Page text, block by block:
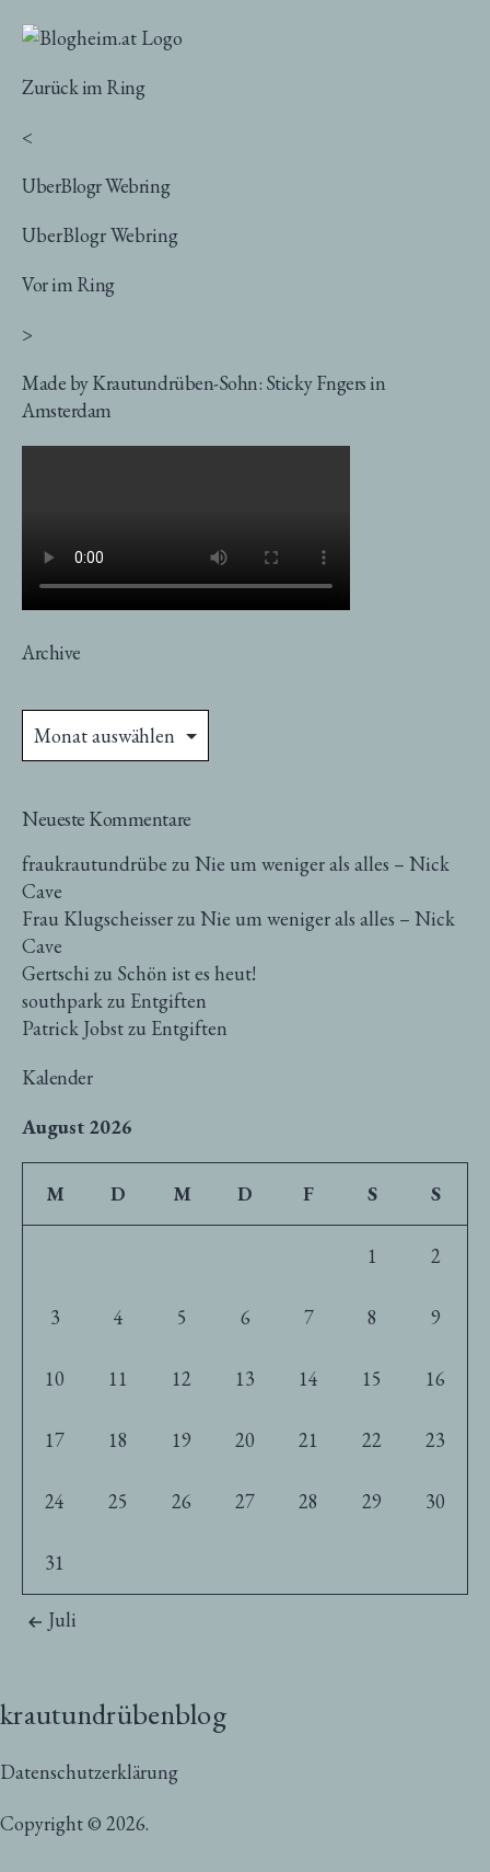
Zurück im Ring
<
UberBlogr Webring
UberBlogr Webring
Vor im Ring
>
Made by Krautundrüben-Sohn: Sticky Fngers in
Amsterdam
Archive
Neueste Kommentare
fraukrautundrübe zu Nie um weniger als alles – Nick
Cave
Frau Klugscheisserzu Nie um weniger als alles – Nick
Cave
Gertschi zu Schön ist es heut!
southparkzu Entgiften
Patrick Jobstzu Entgiften
Kalender
August 2026
M D M D F S S
1 2
3 4 5 6 7 8 9
10 11 12 13 14 15 16
17 18 19 20 21 22 23
24 25 26 27 28 29 30
31
Juli
krautundrübenblog
Copyright © 2026.
Datenschutzerklärung